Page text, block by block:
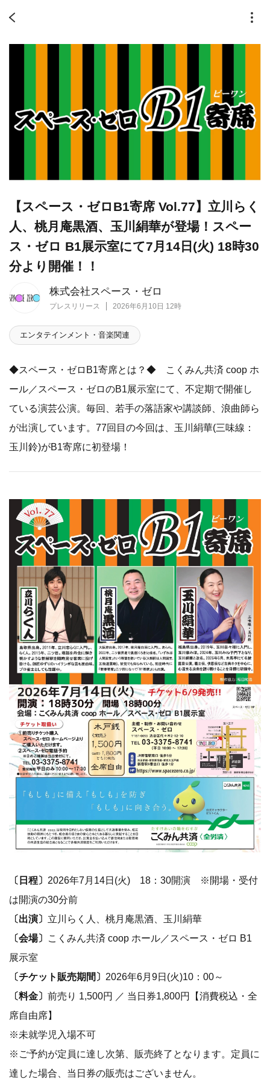
株式会社スペース・ゼロ
プレスリリース 2026年6月10日 12時
【スペース・ゼロB1寄席 Vol.77】立川らく
人、桃月庵黒酒、玉川絹華が登場！スペー
ス・ゼロ B1展示室にて7月14日(火) 18時30
分より開催！！
エンタテインメント・音楽関連
◆スペース・ゼロB1寄席とは？◆ こくみん共済 coop ホ
ール／スペース・ゼロのB1展示室にて、不定期で開催し
ている演芸公演。毎回、若手の落語家や講談師、浪曲師ら
が出演しています。77回目の今回は、玉川絹華(三味線：
玉川鈴)がB1寄席に初登場！
〔日程〕 2026年7月14日(火) 18：30開演 ※開場・受付
は開演の30分前
〔出演〕 立川らく人、桃月庵黒酒、玉川絹華
〔会場〕
こくみん共済 coop ホール／スペース・ゼロ B1
展示室
〔チケット販売期間〕 2026年6月9日(火)10：00～
〔料金〕 前売り 1,500円 ／ 当日券1,800円【消費税込・全
席自由席】
※未就学児入場不可
※ご予約が定員に達し次第、販売終了となります。定員に
達した場合、当日券の販売はございません。